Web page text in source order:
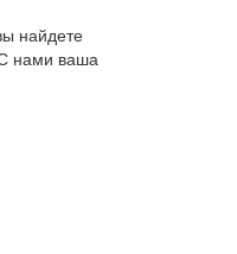
найдете
нами ваша